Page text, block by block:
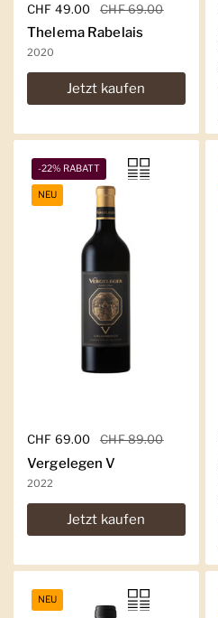
Regulärer Preis
CHF 49.00 Sale-Preis
CHF 69.00
Thelema Rabelais
2020
Jetzt kaufen
Regulärer Preis
CHF 69.00 Sale-Preis
CHF 89.00
Vergelegen V
2022
Jetzt kaufen
-22% RABATT
NEU
NEU